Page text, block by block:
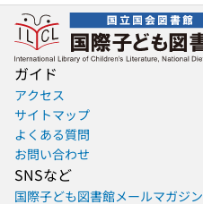
ガイド
アクセス
サイトマップ
よくある質問
お問い合わせ
SNSなど
国際子ども図書館メールマガジン